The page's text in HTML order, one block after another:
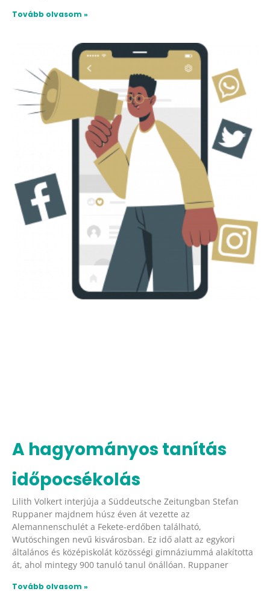
Tovább olvasom »
A hagyományos tanítás
időpocsékolás
Lilith Volkert interjúja a Süddeutsche Zeitungban Stefan
Ruppaner majdnem húsz éven át vezette az
Alemannenschulét a Fekete-erdőben található,
Wutöschingen nevű kisvárosban. Ez idő alatt az egykori
általános és középiskolát közösségi gimnáziummá alakította
át, ahol mintegy 900 tanuló tanul önállóan. Ruppaner
Tovább olvasom »